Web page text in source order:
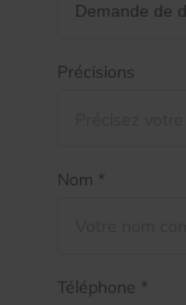
Précisions
Nom *
Téléphone *